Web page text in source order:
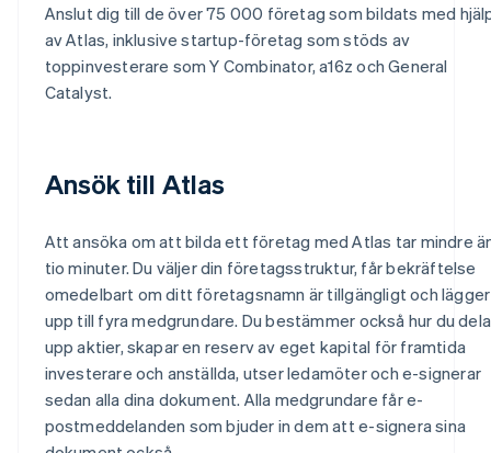
Anslut dig till de över 75 000 företag som bildats med
av Atlas, inklusive startup-företag som stöds av
toppinvesterare som Y Combinator, a16z och General
Catalyst.
Ansök till Atlas
Att ansöka om att bilda ett företag med Atlas tar mindre
tio minuter. Du väljer din företagsstruktur, får bekräftelse
omedelbart om ditt företagsnamn är tillgängligt och
upp till fyra medgrundare. Du bestämmer också hur du
upp aktier, skapar en reserv av eget kapital för framtida
investerare och anställda, utser ledamöter och e-signerar
sedan alla dina dokument. Alla medgrundare får e-
postmeddelanden som bjuder in dem att e-signera sina